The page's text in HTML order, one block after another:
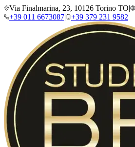
Via Finalmarina, 23, 10126 Torino TO|
+39 011 6673087| +39 379 231 9582